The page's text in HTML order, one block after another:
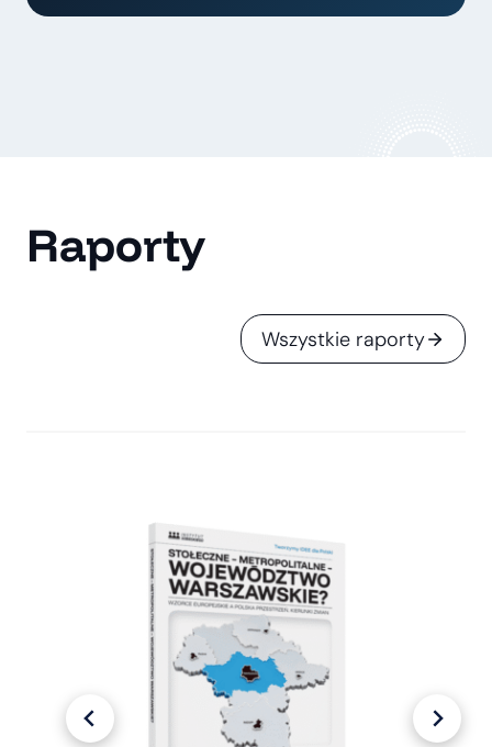
Raporty
Wszystkie raporty